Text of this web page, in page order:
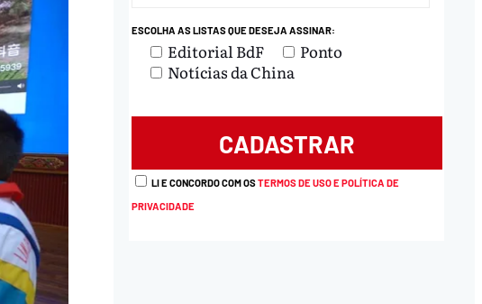
ESCOLHA AS LISTAS QUE DESEJA ASSINAR:
Editorial BdF
Ponto
Notícias da China
LI E CONCORDO COM OSTERMOS DE USO E POLÍTICA DE
PRIVACIDADE